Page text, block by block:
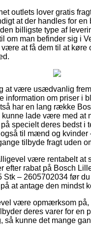
outlets lover gratis
at der handles for en
billigste type af
om man befinder sig i
at få dem til at køre
at være usædvanlig
information om priser i
har en lang række
kunne lade være med at
specielt deres bedst i
til mænd og kvinder
tilbyde fragt uden
være rentabelt at
efter rabat på Bosch
Stk – 2605702034 før
at antage den mindst
være opmærksom
deres varer for en
så kunne det mange